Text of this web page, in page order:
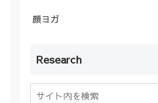
顔ヨガ
Research